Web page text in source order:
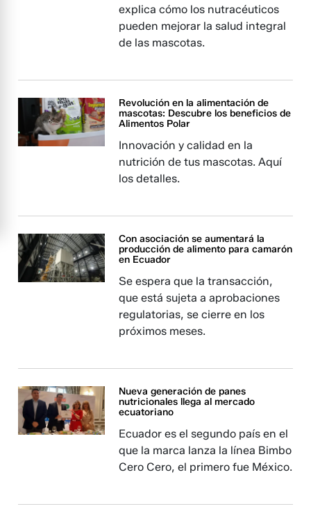
explica cómo los nutracéuticos
pueden mejorar la salud integral
de las mascotas.
Revolución en la alimentación de
mascotas: Descubre los beneficios de
Alimentos Polar
Innovación y calidad en la
nutrición de tus mascotas. Aquí
los detalles.
Con asociación se aumentará la
producción de alimento para camarón
en Ecuador
Se espera que la transacción,
que está sujeta a aprobaciones
regulatorias, se cierre en los
próximos meses.
Nueva generación de panes
nutricionales llega al mercado
ecuatoriano
Ecuador es el segundo país en el
que la marca lanza la línea Bimbo
Cero Cero, el primero fue México.